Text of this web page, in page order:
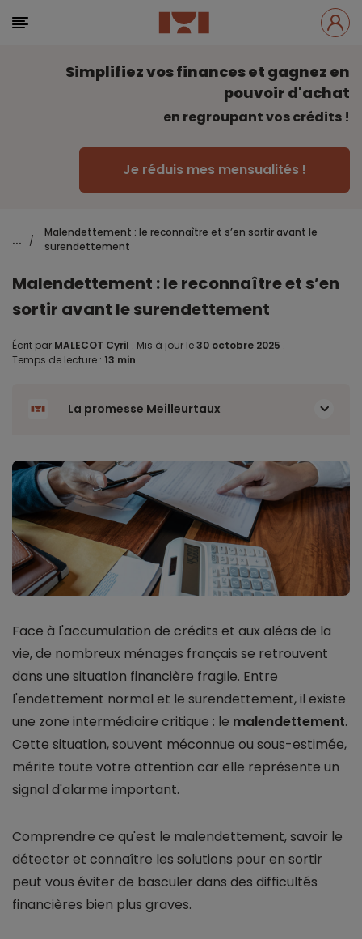
Simplifiez vos finances et gagnez en
pouvoir d'achat
en regroupant vos crédits !
Je réduis mes mensualités !
... /
Malendettement : le reconnaître et s’en sortir avant le
surendettement
Malendettement : le reconnaître et s’en
sortir avant le surendettement
Écrit par MALECOT Cyril . Mis à jour le30 octobre 2025 .
Temps de lecture : 13 min
La promesse Meilleurtaux
Face à l'accumulation de crédits et aux aléas de la
vie, de nombreux ménages français se retrouvent
dans une situation financière fragile. Entre
l'endettement normal et le surendettement, il existe
une zone intermédiaire critique : le malendettement.
Cette situation, souvent méconnue ou sous-estimée,
mérite toute votre attention car elle représente un
signal d'alarme important.
Comprendre ce qu'est le malendettement, savoir le
détecter et connaître les solutions pour en sortir
peut vous éviter de basculer dans des difficultés
financières bien plus graves.